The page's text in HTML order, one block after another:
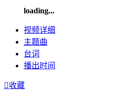
loading...
视频详细
主题曲
台词
播出时间
收藏